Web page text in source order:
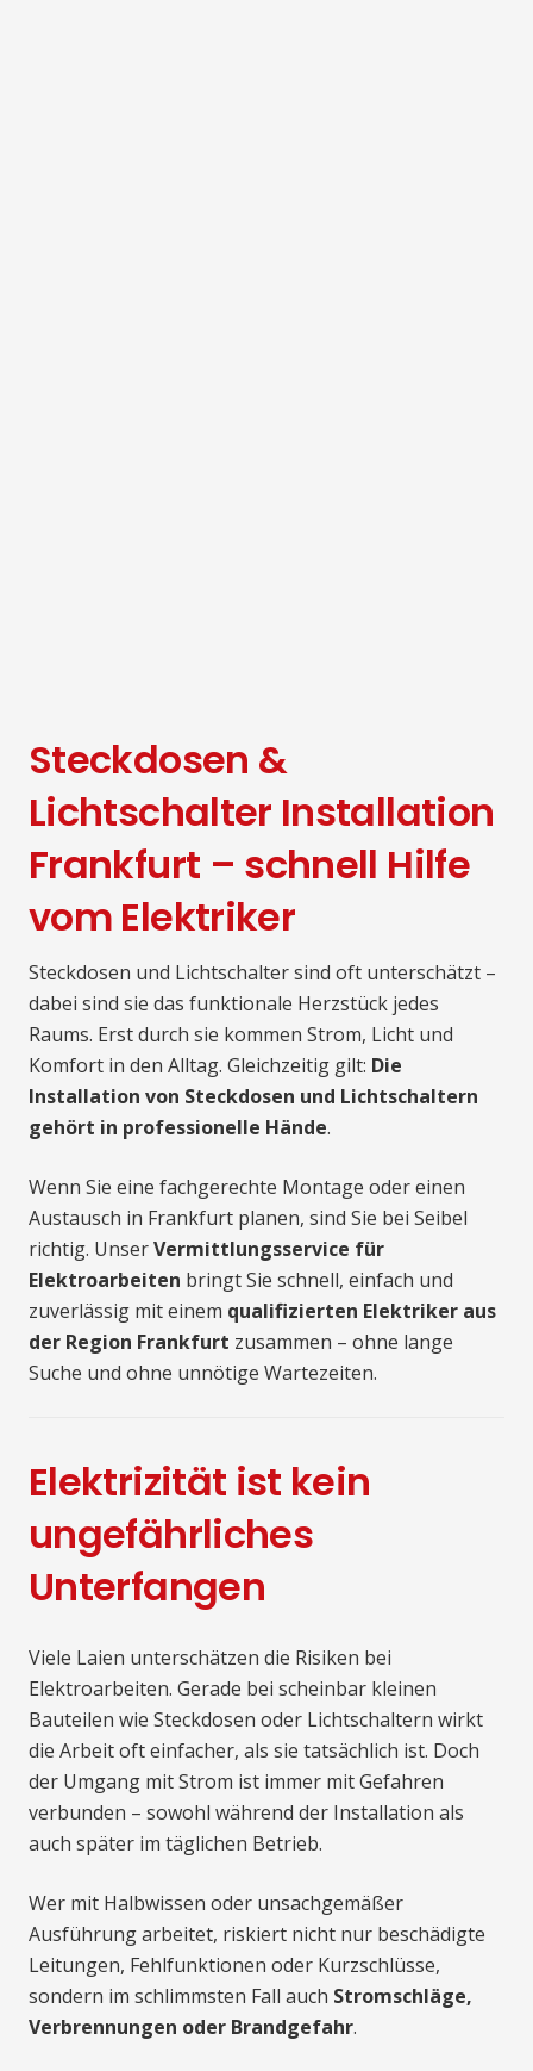
Steckdosen &
Lichtschalter Installation
Frankfurt – schnell Hilfe
vom Elektriker
Steckdosen und Lichtschalter sind oft unterschätzt –
dabei sind sie das funktionale Herzstück jedes
Raums. Erst durch sie kommen Strom, Licht und
Komfort in den Alltag. Gleichzeitig gilt: Die
Installation von Steckdosen und Lichtschaltern
gehört in professionelle Hände.
Wenn Sie eine fachgerechte Montage oder einen
Austausch in Frankfurt planen, sind Sie bei Seibel
richtig. UnserVermittlungsservice für
Elektroarbeiten bringt Sie schnell, einfach und
zuverlässig mit einem qualifizierten Elektriker aus
der Region Frankfurt zusammen – ohne lange
Suche und ohne unnötige Wartezeiten.
Elektrizität ist kein
ungefährliches
Unterfangen
Viele Laien unterschätzen die Risiken bei
Elektroarbeiten. Gerade bei scheinbar kleinen
Bauteilen wie Steckdosen oder Lichtschaltern wirkt
die Arbeit oft einfacher, als sie tatsächlich ist. Doch
der Umgang mit Strom ist immer mit Gefahren
verbunden – sowohl während der Installation als
auch später im täglichen Betrieb.
Wer mit Halbwissen oder unsachgemäßer
Ausführung arbeitet, riskiert nicht nur beschädigte
Leitungen, Fehlfunktionen oder Kurzschlüsse,
sondern im schlimmsten Fall auch Stromschläge,
Verbrennungen oder Brandgefahr.